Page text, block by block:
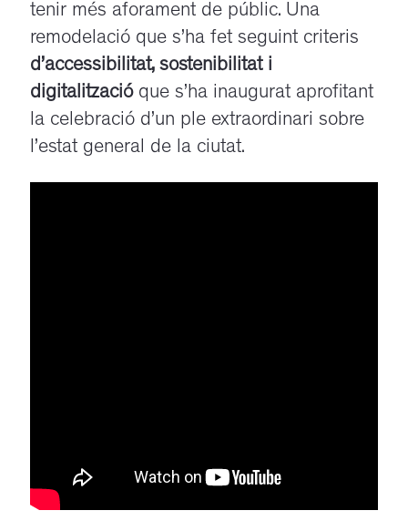
tenir més aforament de públic. Una
remodelació que s’ha fet seguint criteris
d’accessibilitat, sostenibilitat i
digitalitzacióque s’ha inaugurat aprofitant
la celebració d’un ple extraordinari sobre
l’estat general de la ciutat.